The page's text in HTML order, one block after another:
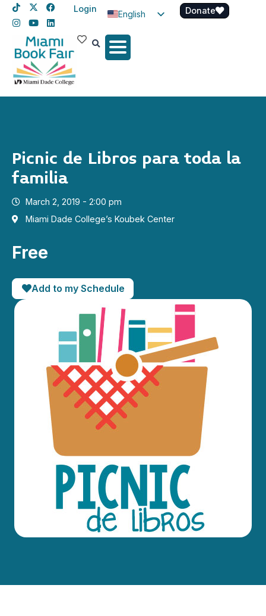
Login
English
Spanish
Donate
Picnic de Libros para toda la
familia
March 2, 2019 - 2:00 pm
Miami Dade College’s Koubek Center
Free
Add to my Schedule